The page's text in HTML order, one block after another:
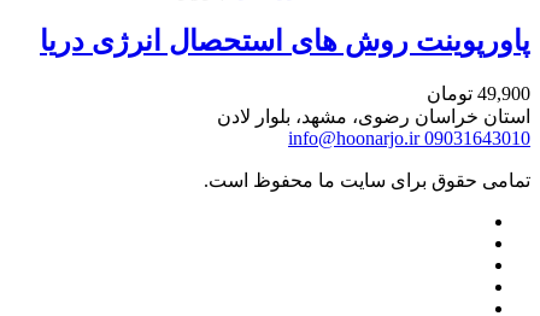
پاورپوینت روش های استحصال انرژی دریا
49,900 تومان
استان خراسان رضوی، مشهد، بلوار لادن
09031643010
info@hoonarjo.ir
تمامی حقوق برای سایت ما محفوظ است.